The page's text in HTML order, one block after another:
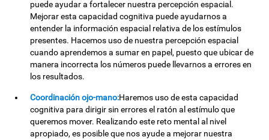
puede ayudar a fortalecer nuestra percepción espacial.
Mejorar esta capacidad cognitiva puede ayudarnos a
entender la información espacial relativa de los estímulos
presentes. Hacemos uso de nuestra percepción espacial
cuando aprendemos a sumar en papel, puesto que ubicar de
manera incorrecta los números puede llevarnos a errores en
los resultados.
Coordinación ojo-mano:Haremos uso de esta capacidad
cognitiva para dirigir sin errores el ratón al estímulo que
queremos mover. Realizando este reto mental al nivel
apropiado, es posible que nos ayude a mejorar nuestra